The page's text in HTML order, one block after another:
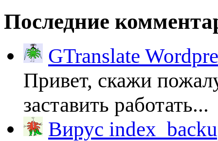
Последние
GTranslate
Привет, скажи
заставить работать...
Вирус